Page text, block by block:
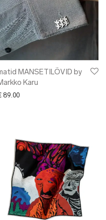
MANSETILÕVID by
Karu
89.00